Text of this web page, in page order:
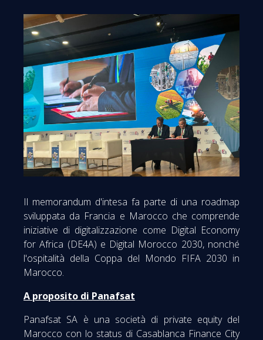
Il memorandum d'intesa fa parte di una roadmap
sviluppata da Francia e Marocco che comprende
iniziative di digitalizzazione come Digital Economy
for Africa (DE4A) e Digital Morocco 2030, nonché
l'ospitalità della Coppa del Mondo FIFA 2030 in
Marocco.
A proposito di Panafsat
Panafsat SA è una società di private equity del
Marocco con lo status di Casablanca Finance City